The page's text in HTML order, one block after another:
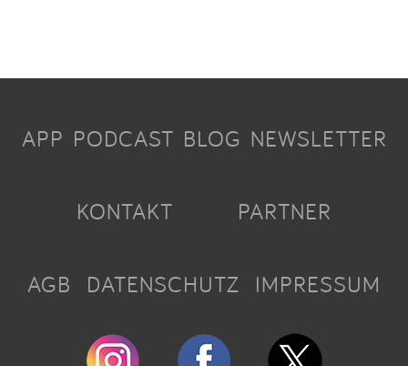
APP PODCAST BLOG NEWSLETTER
KONTAKT PARTNER
AGB DATENSCHUTZ IMPRESSUM